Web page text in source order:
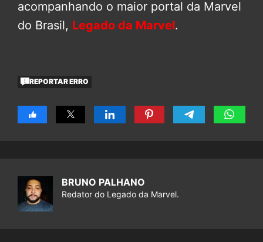
acompanhando o maior portal da Marvel
do Brasil, Legado da Marvel.
REPORTAR ERRO
BRUNO PALHANO
Redator do Legado da Marvel.